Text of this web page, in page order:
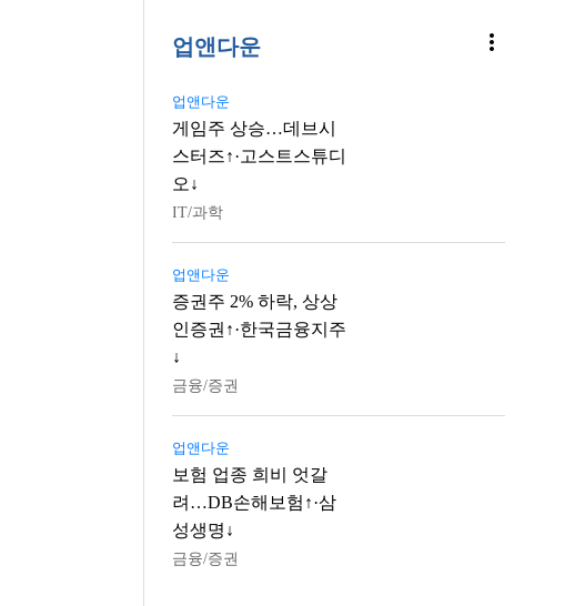
업앤다운 more_vert
업앤다운
게임주 상승…데브시
스터즈↑·고스트스튜디
오↓
IT/과학
업앤다운
증권주 2% 하락, 상상
인증권↑·한국금융지주
↓
금융/증권
업앤다운
보험 업종 희비 엇갈
려…DB손해보험↑·삼
성생명↓
금융/증권